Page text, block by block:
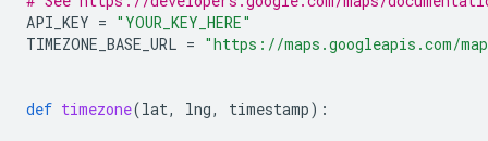
API_KEY = "YOUR_KEY_HERE"
TIMEZONE_BASE_URL = "https://maps.googleapis.com/
def timezone(lat, lng, timestamp):